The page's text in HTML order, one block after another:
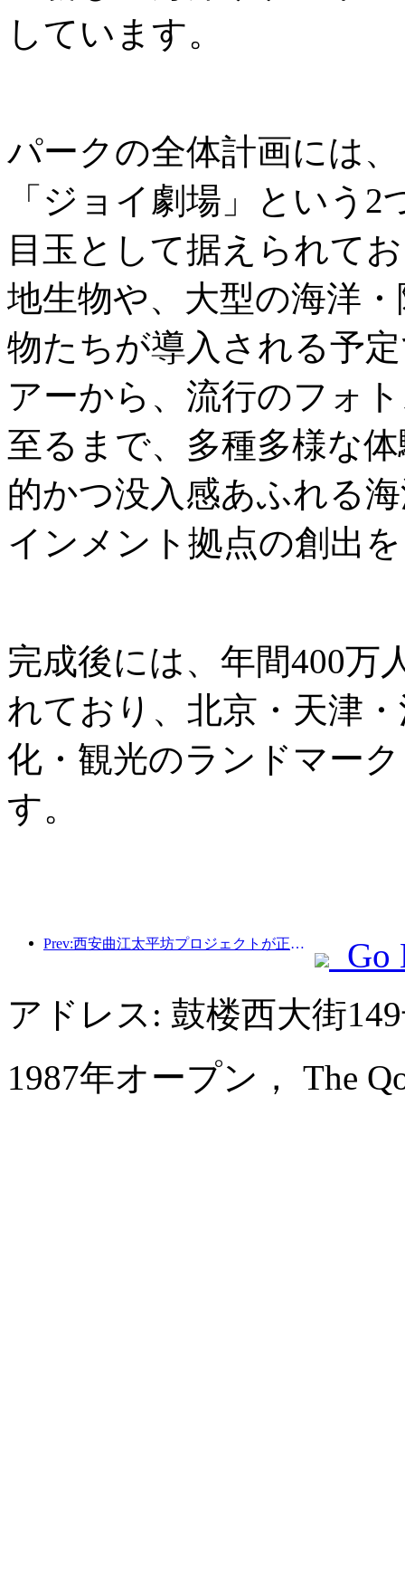
しています。
パークの全体計画には
「ジョイ劇場」という
目玉として据えられて
地生物や、大型の海洋
物たちが導入される予
アーから、流行のフォ
至るまで、多種多様な
的かつ没入感あふれる
インメント拠点の創出
完成後には、年間400万
れており、北京・天津
化・観光のランドマー
す。
Prev:西安曲江太平坊プロジェクトが正式に着工し、総建築面積は13万7000平方メートルとなる。
Go
アドレス: 鼓楼西大街
1987年オープン， The